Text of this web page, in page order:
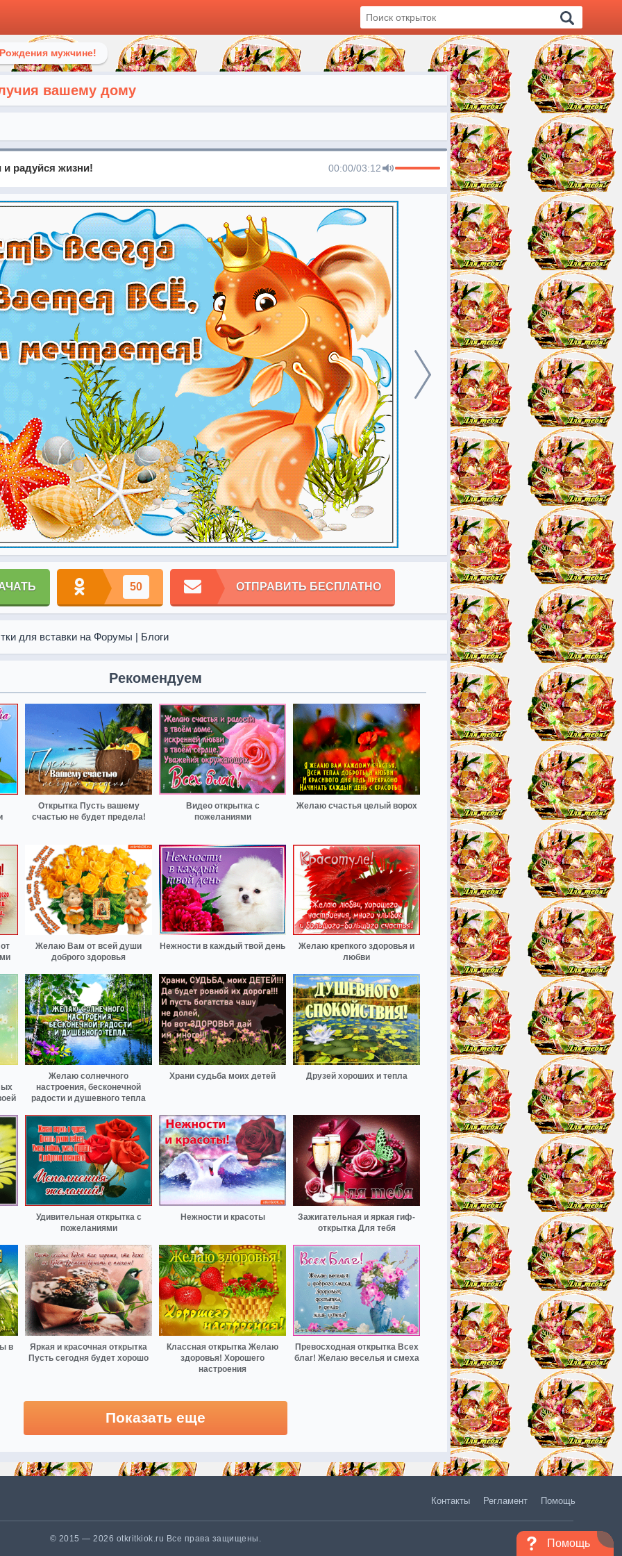
мужчине!
вашему дому
радуйся жизни! 00:00/03:12
50 ОТПРАВИТЬ БЕСПЛАТНО
для вставки на Форумы | Блоги
Рекомендуем
Открытка Пусть вашему
счастью не будет предела!
Видео открытка с
пожеланиями
Желаю счастья целый ворох
Желаю Вам от всей души
доброго здоровья
Нежности в каждый твой день
Желаю крепкого здоровья и
любви
Желаю солнечного
настроения, бесконечной
радости и душевного тепла
Храни судьба моих детей Друзей хороших и тепла
Удивительная открытка с
пожеланиями
Нежности и красоты
Зажигательная и яркая гиф-
открытка Для тебя
в
Яркая и красочная открытка
Пусть сегодня будет хорошо
Классная открытка Желаю
здоровья! Хорошего
настроения
Превосходная открытка Всех
благ! Желаю веселья и смеха
Показать еще
Помощь
Контакты Регламент Помощь
© 2015 — 2026 otkritkiok.ru Все права защищены.